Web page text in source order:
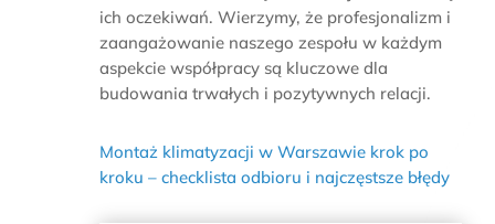
ich oczekiwań. Wierzymy, że profesjonalizm i
zaangażowanie naszego zespołu w każdym
aspekcie współpracy są kluczowe dla
budowania trwałych i pozytywnych relacji.
Montaż klimatyzacji w Warszawie krok po
kroku – checklista odbioru i najczęstsze błędy